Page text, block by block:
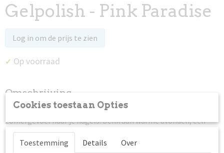
Gelpolish - Pink Paradise
Log in om de prijs te zien
✓ Op voorraad
Omschrijving
DeSunset Vibes Onlycollectie brengt het ultieme
zomergevoel naar je nagels. Denk aan warme avonden, een
gouden zonsondergang, beachclub vibes en een endless
summer glow. Deze limited summer collection combineert
opvallende neonkleuren met sprankelende glitters voor sets
Cookies toestaan Opties
Toestemming Details Over